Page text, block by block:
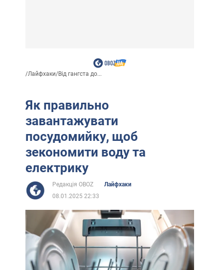
/Лайфхаки/Від гангста до...
Як правильно
завантажувати
посудомийку, щоб
зекономити воду та
електрику
Редакція OBOZ
Лайфхаки
08.01.2025 22:33